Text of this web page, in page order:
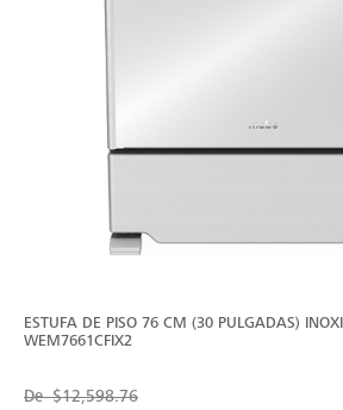
ESTUFA DE PISO 76 CM (30 PULGADAS)
WEM7661CFIX2
De$12,598.76